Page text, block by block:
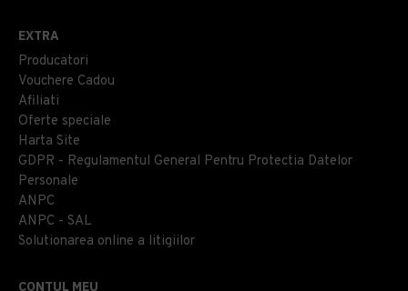
EXTRA
Producatori
Vouchere Cadou
Afiliati
Oferte speciale
Harta Site
GDPR - Regulamentul General Pentru Protectia Datelor
Personale
ANPC
ANPC - SAL
Solutionarea online a litigiilor
CONTUL MEU